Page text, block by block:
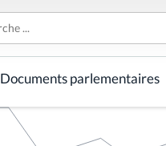
Documents parlementaires